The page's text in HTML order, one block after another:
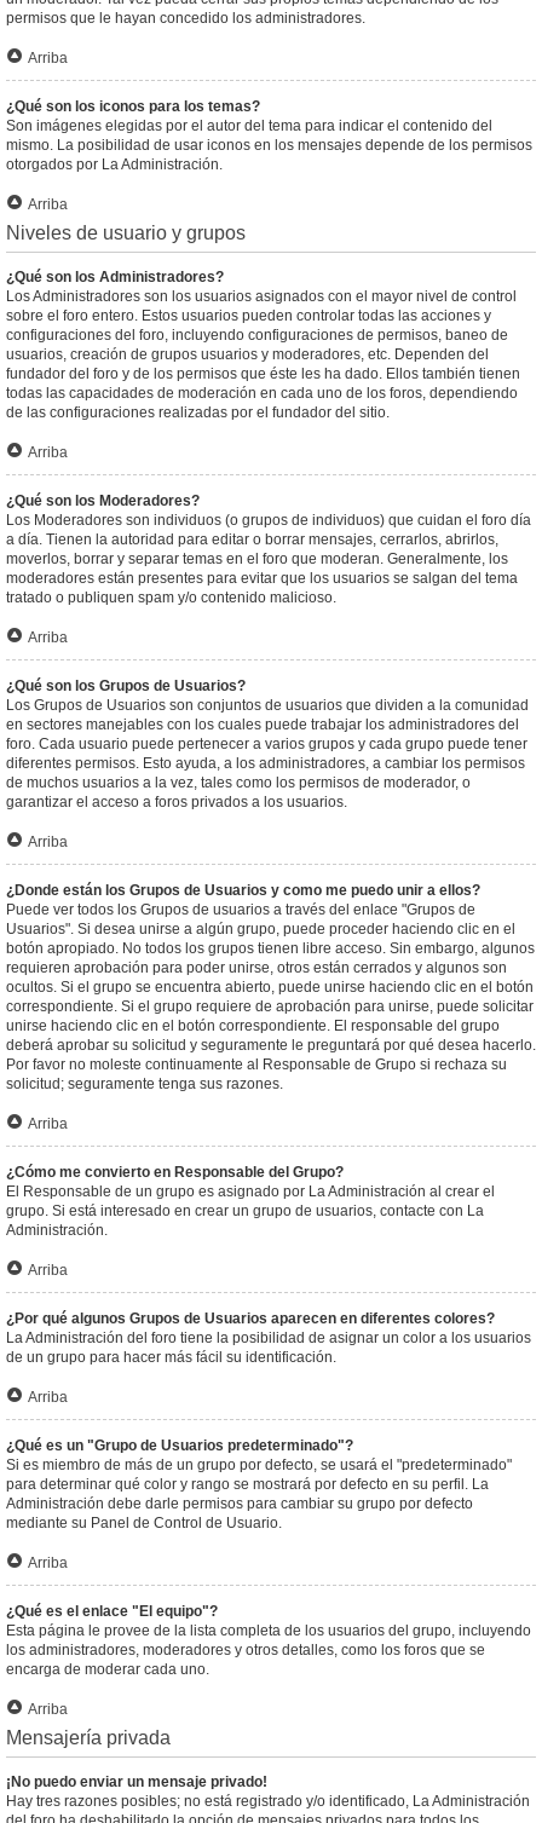
permisos que le hayan concedido los administradores.
Arriba
¿Qué son los iconos para los temas?
Son imágenes elegidas por el autor del tema para indicar el contenido del
mismo. La posibilidad de usar iconos en los mensajes depende de los permisos
otorgados por La Administración.
Arriba
Niveles de usuario y grupos
¿Qué son los Administradores?
Los Administradores son los usuarios asignados con el mayor nivel de control
sobre el foro entero. Estos usuarios pueden controlar todas las acciones y
configuraciones del foro, incluyendo configuraciones de permisos, baneo de
usuarios, creación de grupos usuarios y moderadores, etc. Dependen del
fundador del foro y de los permisos que éste les ha dado. Ellos también tienen
todas las capacidades de moderación en cada uno de los foros, dependiendo
de las configuraciones realizadas por el fundador del sitio.
Arriba
¿Qué son los Moderadores?
Los Moderadores son individuos (o grupos de individuos) que cuidan el foro día
a día. Tienen la autoridad para editar o borrar mensajes, cerrarlos, abrirlos,
moverlos, borrar y separar temas en el foro que moderan. Generalmente, los
moderadores están presentes para evitar que los usuarios se salgan del tema
tratado o publiquen spam y/o contenido malicioso.
Arriba
¿Qué son los Grupos de Usuarios?
Los Grupos de Usuarios son conjuntos de usuarios que dividen a la comunidad
en sectores manejables con los cuales puede trabajar los administradores del
foro. Cada usuario puede pertenecer a varios grupos y cada grupo puede tener
diferentes permisos. Esto ayuda, a los administradores, a cambiar los permisos
de muchos usuarios a la vez, tales como los permisos de moderador, o
garantizar el acceso a foros privados a los usuarios.
Arriba
¿Donde están los Grupos de Usuarios y como me puedo unir a ellos?
Puede ver todos los Grupos de usuarios a través del enlace "Grupos de
Usuarios". Si desea unirse a algún grupo, puede proceder haciendo clic en el
botón apropiado. No todos los grupos tienen libre acceso. Sin embargo, algunos
requieren aprobación para poder unirse, otros están cerrados y algunos son
ocultos. Si el grupo se encuentra abierto, puede unirse haciendo clic en el botón
correspondiente. Si el grupo requiere de aprobación para unirse, puede solicitar
unirse haciendo clic en el botón correspondiente. El responsable del grupo
deberá aprobar su solicitud y seguramente le preguntará por qué desea hacerlo.
Por favor no moleste continuamente al Responsable de Grupo si rechaza su
solicitud; seguramente tenga sus razones.
Arriba
¿Cómo me convierto en Responsable del Grupo?
El Responsable de un grupo es asignado por La Administración al crear el
grupo. Si está interesado en crear un grupo de usuarios, contacte con La
Administración.
Arriba
¿Por qué algunos Grupos de Usuarios aparecen en diferentes colores?
La Administración del foro tiene la posibilidad de asignar un color a los usuarios
de un grupo para hacer más fácil su identificación.
Arriba
¿Qué es un "Grupo de Usuarios predeterminado"?
Si es miembro de más de un grupo por defecto, se usará el "predeterminado"
para determinar qué color y rango se mostrará por defecto en su perfil. La
Administración debe darle permisos para cambiar su grupo por defecto
mediante su Panel de Control de Usuario.
Arriba
¿Qué es el enlace "El equipo"?
Esta página le provee de la lista completa de los usuarios del grupo, incluyendo
los administradores, moderadores y otros detalles, como los foros que se
encarga de moderar cada uno.
Arriba
Mensajería privada
¡No puedo enviar un mensaje privado!
Hay tres razones posibles; no está registrado y/o identificado, La Administración